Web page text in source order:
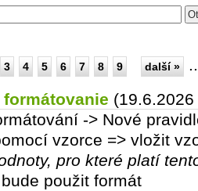
3 4 5 6 7 8 9 další »
-> Nové
vzorce => vložit
pro které platí
použit formát